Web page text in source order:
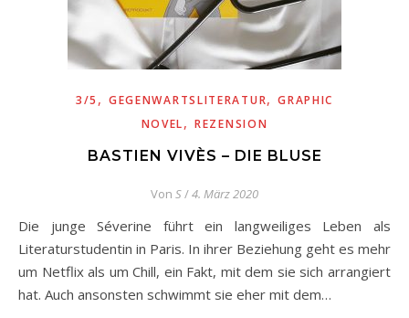
3/5 , GEGENWARTSLITERATUR,GRAPHIC
NOVEL,REZENSION
BASTIEN VIVÈS – DIE BLUSE
Von S/4. März 2020
Die junge Séverine führt ein langweiliges Leben als
Literaturstudentin in Paris. In ihrer Beziehung geht es mehr
um Netflix als um Chill, ein Fakt, mit dem sie sich arrangiert
hat. Auch ansonsten schwimmt sie eher mit dem…